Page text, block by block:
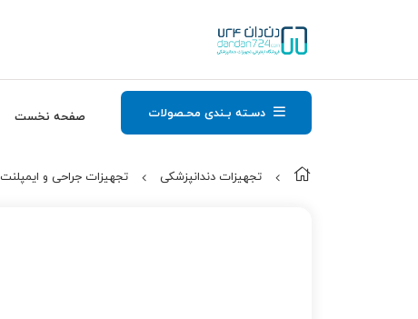
دسـته بـندی محـصولات صفحه نخست
تجهیزات دندانپزشکی تجهیزات جراحی و ایمپلنت